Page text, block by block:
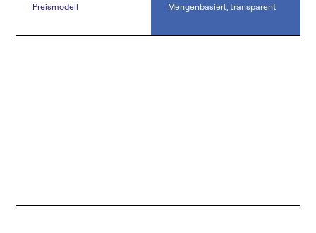
Preismodell Mengenbasiert, transparent